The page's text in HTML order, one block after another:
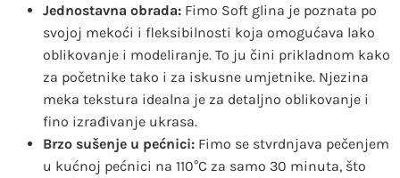
Jednostavna obrada: Fimo Soft glina je poznata po
svojoj mekoći i fleksibilnosti koja omogućava lako
oblikovanje i modeliranje. To ju čini prikladnom kako
za početnike tako i za iskusne umjetnike. Njezina
meka tekstura idealna je za detaljno oblikovanje i
fino izrađivanje ukrasa.
Brzo sušenje u pećnici: Fimo se stvrdnjava pečenjem
u kućnoj pećnici na 110°C za samo 30 minuta, što